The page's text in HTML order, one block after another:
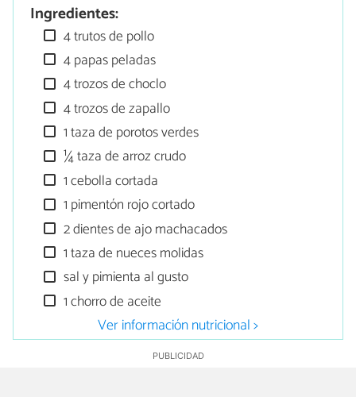
Ingredientes:
4 trutos de pollo
4 papas peladas
4 trozos de choclo
4 trozos de zapallo
1 taza de porotos verdes
¼ taza de arroz crudo
1 cebolla cortada
1 pimentón rojo cortado
2 dientes de ajo machacados
1 taza de nueces molidas
sal y pimienta al gusto
1 chorro de aceite
Ver información nutricional >